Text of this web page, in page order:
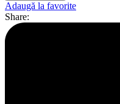
Adaugă la favorite
Share: